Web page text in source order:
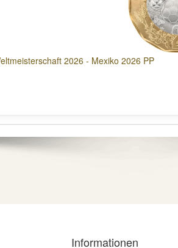
2026 - Mexiko 2026 PP
Informationen